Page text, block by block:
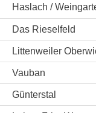
Haslach /
Das Rieselfeld
Littenweiler
Vauban
Günterstal